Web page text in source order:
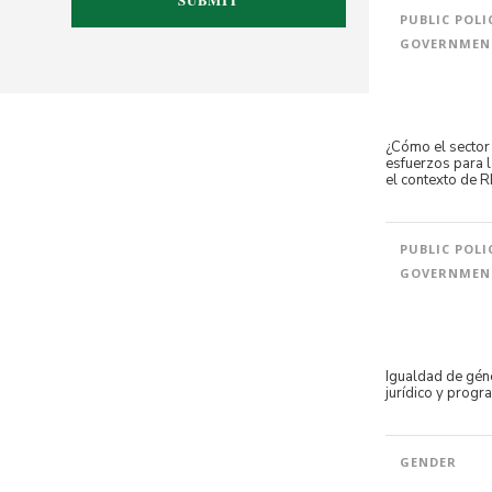
PUBLIC
¿Cómo el
esfuerzos para
el contexto de
PUBLIC
Igualdad de
jurídico y
GENDER